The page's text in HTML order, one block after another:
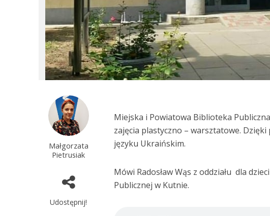
Małgorzata
Pietrusiak
Udostępnij!
Miejska i Powiatowa Biblioteka
zajęcia plastyczno – warsztatowe.
języku Ukraińskim.
Mówi Radosław Wąs z oddziału dla
Publicznej w Kutnie.